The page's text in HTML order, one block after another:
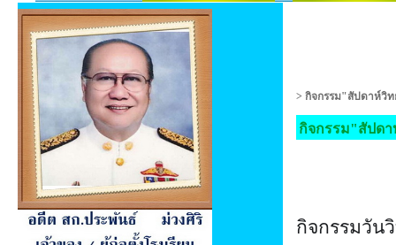
> กิจกรรม"สัปดาห์วิ
กิจกรรม"สัปด
กิจกรรมวัน